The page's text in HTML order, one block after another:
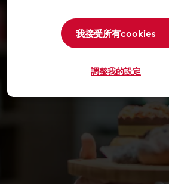
我接受所有cookies
調整我的設定